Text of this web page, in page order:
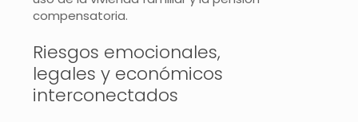
compensatoria.
Riesgos emocionales,
legales y económicos
interconectados